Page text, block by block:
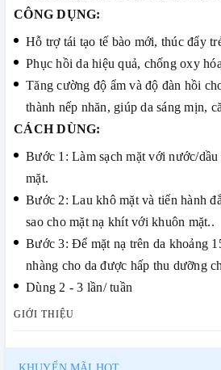
CÔNG DỤNG:
Hỗ trợ tái tạo tế bào mới, thúc đẩy
Phục hồi da hiệu quả, chống oxy
Tăng cường độ ẩm và độ đàn hồi
thành nếp nhăn, giúp da sáng mịn,
CÁCH DÙNG:
Bước 1: Làm sạch mặt với nước/dầu
mặt.
Bước 2: Lau khô mặt và tiến hành
sao cho mặt nạ khít với khuôn mặt..
Bước 3: Để mặt nạ trên da khoảng
nhàng cho da được hấp thu dưỡng
Dùng 2 - 3 lần/ tuần
GIỚI THIỆU